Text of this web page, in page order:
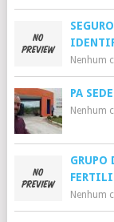
Nenhum
PA
Nenhum
GRUPO
Nenhum